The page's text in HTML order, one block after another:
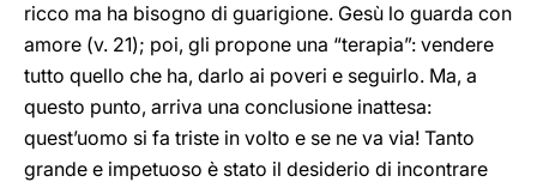
ricco ma ha bisogno di guarigione. Gesù lo guarda con
amore (v. 21); poi, gli propone una “terapia”: vendere
tutto quello che ha, darlo ai poveri e seguirlo. Ma, a
questo punto, arriva una conclusione inattesa:
quest’uomo si fa triste in volto e se ne va via! Tanto
grande e impetuoso è stato il desiderio di incontrare